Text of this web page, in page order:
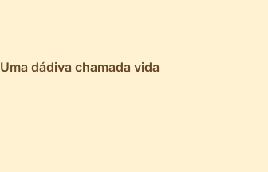
Uma dádiva chamada vida